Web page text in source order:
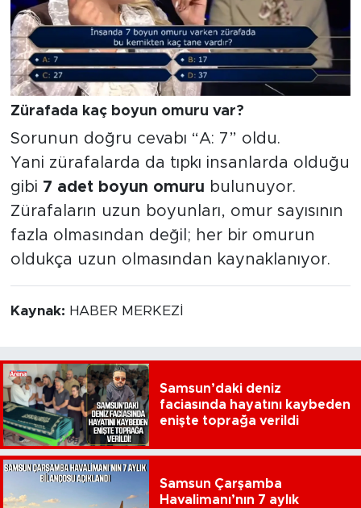
Zürafada kaç boyun omuru var?
Sorunun doğru cevabı “A: 7” oldu.
Yani zürafalarda da tıpkı insanlarda olduğu
gibi 7 adet boyun omuru bulunuyor.
Zürafaların uzun boyunları, omur sayısının
fazla olmasından değil; her bir omurun
oldukça uzun olmasından kaynaklanıyor.
Kaynak: HABER MERKEZİ
Samsun’daki deniz
faciasında hayatını kaybeden
enişte toprağa verildi
Samsun Çarşamba
Havalimanı’nın 7 aylık